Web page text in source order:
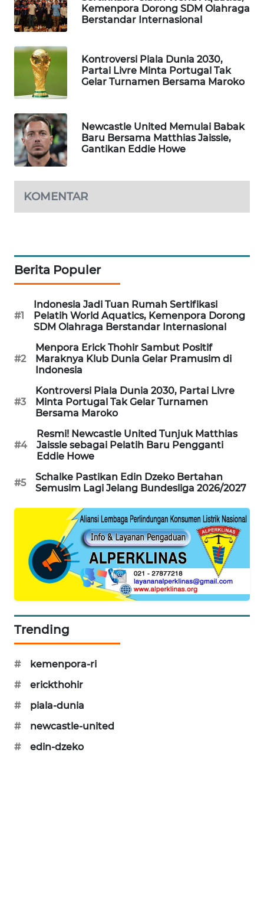
Kemenpora Dorong SDM Olahraga
Berstandar Internasional
Kontroversi Piala Dunia 2030,
Partai Livre Minta Portugal Tak
Gelar Turnamen Bersama Maroko
Newcastle United Memulai Babak
Baru Bersama Matthias Jaissle,
Gantikan Eddie Howe
KOMENTAR
Berita Populer
#1
Indonesia Jadi Tuan Rumah Sertifikasi
Pelatih World Aquatics, Kemenpora Dorong
SDM Olahraga Berstandar Internasional
#2
Menpora Erick Thohir Sambut Positif
Maraknya Klub Dunia Gelar Pramusim di
Indonesia
#3
Kontroversi Piala Dunia 2030, Partai Livre
Minta Portugal Tak Gelar Turnamen
Bersama Maroko
#4
Resmi! Newcastle United Tunjuk Matthias
Jaissle sebagai Pelatih Baru Pengganti
Eddie Howe
#5
Schalke Pastikan Edin Dzeko Bertahan
Semusim Lagi Jelang Bundesliga 2026/2027
Trending
#
kemenpora-ri
#
erickthohir
#
piala-dunia
#
newcastle-united
#
edin-dzeko
WAHANA
WAHANA
HEALTH
WAHANA
DESA
WISATA
KONSUMEN
LISTRIK
MASYARAKAT
KELISTRIKAN
WALINKI
ID
MAWAKA
ID
MARTABAT
NET
PLN
WATCH
LPKKI
LKKI
KOPEKLIN
PORTAL
KONSUMEN
FORWAMKI
ALPERKLINAS
FORJASIDA